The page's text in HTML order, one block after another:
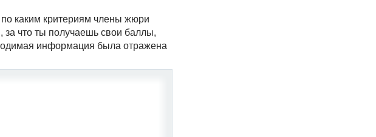
по каким критериям члены жюри
за что ты получаешь свои баллы,
информация была отражена